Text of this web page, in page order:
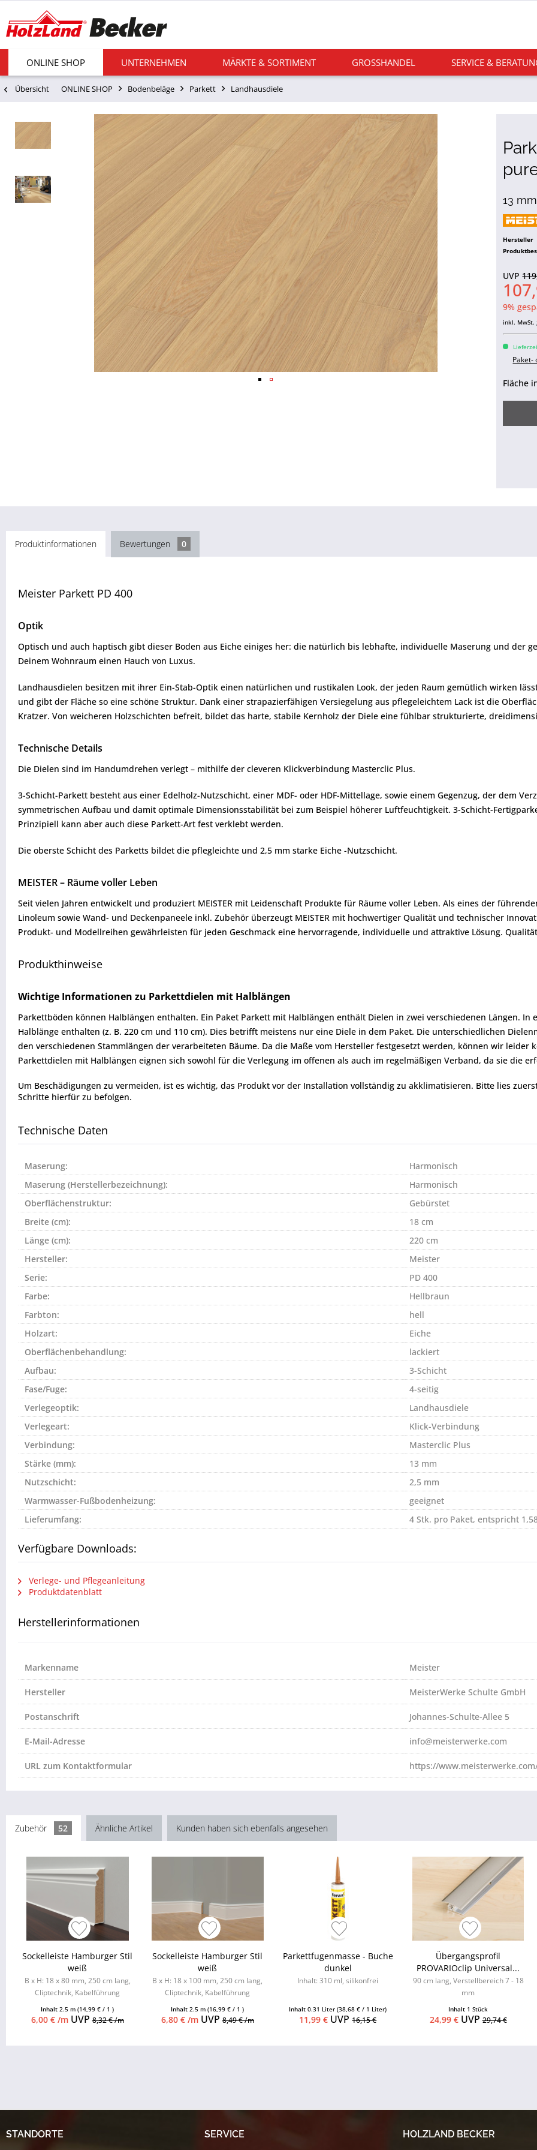
ONLINE SHOP UNTERNEHMEN MÄRKTE & SORTIMENT GROSSHANDEL SERVICE &
Übersicht ONLINE SHOP Bodenbeläge Parkett Landhausdiele
13
Hersteller
UVP
9%
inkl. MwSt.
Paket-
Fläche
Produktinformationen Bewertungen 0
Meister Parkett PD 400
Optik
Optisch und auch haptisch gibt dieser Boden aus Eiche einiges her: die natürlich bis lebhafte, individuelle Maserung und der
Deinem Wohnraum einen Hauch von Luxus.
Landhausdielen besitzen mit ihrer Ein-Stab-Optik einen natürlichen und rustikalen Look, der jeden Raum gemütlich wirken
und gibt der Fläche so eine schöne Struktur. Dank einer strapazierfähigen Versiegelung aus pflegeleichtem Lack ist die
Kratzer. Von weicheren Holzschichten befreit, bildet das harte, stabile Kernholz der Diele eine fühlbar strukturierte,
Technische Details
Die Dielen sind im Handumdrehen verlegt – mithilfe der cleveren Klickverbindung Masterclic Plus.
3-Schicht-Parkett besteht aus einer Edelholz-Nutzschicht, einer MDF- oder HDF-Mittellage, sowie einem Gegenzug, der dem
symmetrischen Aufbau und damit optimale Dimensionsstabilität bei zum Beispiel höherer Luftfeuchtigkeit. 3-Schicht-
Prinzipiell kann aber auch diese Parkett-Art fest verklebt werden.
Die oberste Schicht des Parketts bildet die pflegleichte und 2,5 mm starke Eiche -Nutzschicht.
MEISTER – Räume voller Leben
Seit vielen Jahren entwickelt und produziert MEISTER mit Leidenschaft Produkte für Räume voller Leben. Als eines der
Linoleum sowie Wand- und Deckenpaneele inkl. Zubehör überzeugt MEISTER mit hochwertiger Qualität und technischer
Produkt- und Modellreihen gewährleisten für jeden Geschmack eine hervorragende, individuelle und attraktive Lösung.
Produkthinweise
Wichtige Informationen zu Parkettdielen mit Halblängen
Parkettböden können Halblängen enthalten. Ein Paket Parkett mit Halblängen enthält Dielen in zwei verschiedenen Längen.
Halblänge enthalten (z. B. 220 cm und 110 cm). Dies betrifft meistens nur eine Diele in dem Paket. Die unterschiedlichen
den verschiedenen Stammlängen der verarbeiteten Bäume. Da die Maße vom Hersteller festgesetzt werden, können wir leider
Parkettdielen mit Halblängen eignen sich sowohl für die Verlegung im offenen als auch im regelmäßigen Verband, da sie die
Um Beschädigungen zu vermeiden, ist es wichtig, das Produkt vor der Installation vollständig zu akklimatisieren. Bitte lies
Schritte hierfür zu befolgen.
Technische Daten
Maserung:
Harmonisch
Maserung (Herstellerbezeichnung):
Harmonisch
Oberflächenstruktur:
Gebürstet
Breite (cm):
18 cm
Länge (cm):
220 cm
Hersteller:
Meister
Serie:
PD 400
Farbe:
Hellbraun
Farbton:
hell
Holzart:
Eiche
Oberflächenbehandlung:
lackiert
Aufbau:
3-Schicht
Fase/Fuge:
4-seitig
Verlegeoptik:
Landhausdiele
Verlegeart:
Klick-Verbindung
Verbindung:
Masterclic Plus
Stärke (mm):
13 mm
Nutzschicht:
2,5 mm
Warmwasser-Fußbodenheizung:
geeignet
Lieferumfang:
4 Stk. pro Paket, entspricht
Verfügbare Downloads:
Verlege- und Pflegeanleitung
Produktdatenblatt
Herstellerinformationen
Markenname Meister
Hersteller MeisterWerke Schulte GmbH
Postanschrift Johannes-Schulte-Allee 5
E-Mail-Adresse info@meisterwerke.com
URL zum Kontaktformular https://
Zubehör 52 Ähnliche Artikel Kunden haben sich ebenfalls angesehen
Sockelleiste Hamburger Stil
weiß
B x H: 18 x 80 mm, 250 cm lang,
Cliptechnik, Kabelführung
Zubehör...
Inhalt2.5 m(14,99 € / 1 )
6,00 € /mUVP8,32 € /m
Sockelleiste Hamburger Stil
weiß
B x H: 18 x 100 mm, 250 cm lang,
Cliptechnik, Kabelführung
Zubehör...
Inhalt2.5 m(16,99 € / 1 )
6,80 € /mUVP 8,49 € /m
Parkettfugenmasse - Buche
dunkel
Inhalt: 310 ml, silikonfrei
Inhalt0.31 Liter(38,68 € / 1 Liter)
11,99 € UVP16,15 €
Übergangsprofil
PROVARIOclip Universal...
90 cm lang, Verstellbereich 7 - 18
mm
Inhalt 1 Stück
24,99 €UVP29,74 €
STANDORTE
SERVICE HOLZLAND BECKER